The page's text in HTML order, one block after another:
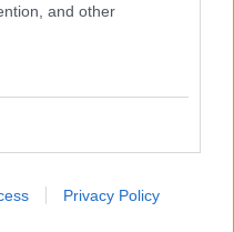
and other
Privacy Policy
την Athens Kallithea –